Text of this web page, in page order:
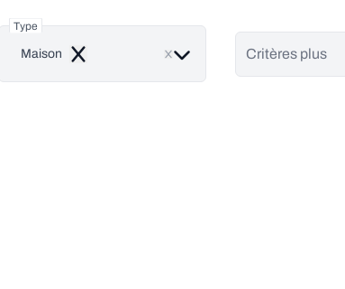
Type
Maison Remove Critères plus